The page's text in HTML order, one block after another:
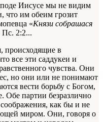
Иисусе мы не видим
что им обеим грозит
«Князи собрашася
Пс. 2:2...
происходящие в
все эти саддукеи и
чувства. Они
но они или не понимают
вести борьбу с Богом,
Обе партии безразлично
как бы и не
миром. Они, говоря о